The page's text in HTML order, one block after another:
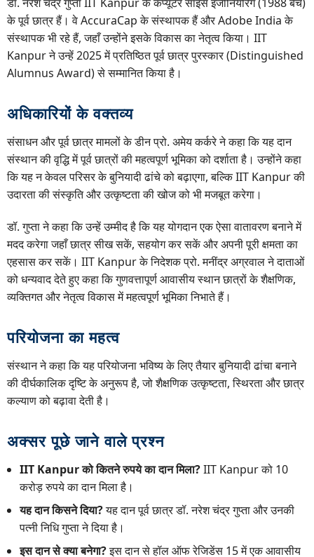
के पूर्व छात्र हैं। वे AccuraCap के संस्थापक हैं और Adobe India के
संस्थापक भी रहे हैं, जहाँ उन्होंने इसके विकास का नेतृत्व किया। IIT
Kanpur ने उन्हें 2025 में प्रतिष्ठित पूर्व छात्र पुरस्कार (Distinguished
Alumnus Award) से सम्मानित किया है।
अधिकारियों के वक्तव्य
संसाधन और पूर्व छात्र मामलों के डीन प्रो. अमेय कर्करे ने कहा कि यह दान
संस्थान की वृद्धि में पूर्व छात्रों की महत्वपूर्ण भूमिका को दर्शाता है। उन्होंने कहा
कि यह न केवल परिसर के बुनियादी ढांचे को बढ़ाएगा, बल्कि IIT Kanpur की
उदारता की संस्कृति और उत्कृष्टता की खोज को भी मजबूत करेगा।
डॉ. गुप्ता ने कहा कि उन्हें उम्मीद है कि यह योगदान एक ऐसा वातावरण बनाने में
मदद करेगा जहाँ छात्र सीख सकें, सहयोग कर सकें और अपनी पूरी क्षमता का
एहसास कर सकें। IIT Kanpur के निदेशक प्रो. मनींद्र अग्रवाल ने दाताओं
को धन्यवाद देते हुए कहा कि गुणवत्तापूर्ण आवासीय स्थान छात्रों के शैक्षणिक,
व्यक्तिगत और नेतृत्व विकास में महत्वपूर्ण भूमिका निभाते हैं।
परियोजना का महत्व
संस्थान ने कहा कि यह परियोजना भविष्य के लिए तैयार बुनियादी ढांचा बनाने
की दीर्घकालिक दृष्टि के अनुरूप है, जो शैक्षणिक उत्कृष्टता, स्थिरता और छात्र
कल्याण को बढ़ावा देती है।
अक्सर पूछे जाने वाले प्रश्न
IIT Kanpur को कितने रुपये का दान मिला?IIT Kanpur को 10
करोड़ रुपये का दान मिला है।
यह दान किसने दिया?यह दान पूर्व छात्र डॉ. नरेश चंद्र गुप्ता और उनकी
पत्नी निधि गुप्ता ने दिया है।
इस दान से क्या बनेगा?इस दान से हॉल ऑफ रेजिडेंस 15 में एक आवासीय